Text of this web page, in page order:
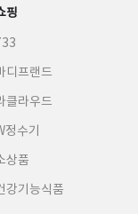
핑
디프랜드
클라우드
정수기
상품
강기능식품